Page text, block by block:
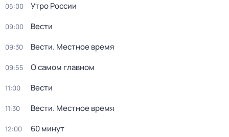
05:00 Утро России
09:00 Вести
09:30 Вести. Местное время
09:55 О самом главном
11:00 Вести
11:30 Вести. Местное время
12:00 60 минут